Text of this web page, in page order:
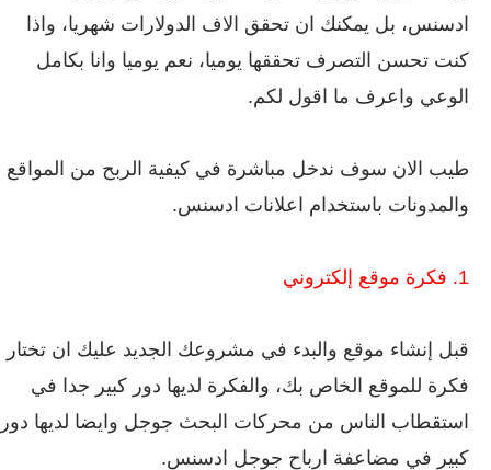
ادسنس، بل يمكنك ان تحقق الاف الدولارات شهريا، واذا
كنت تحسن التصرف تحققها يوميا، نعم يوميا وانا بكامل
الوعي واعرف ما اقول لكم.
طيب الان سوف ندخل مباشرة في كيفية الربح من المواقع
والمدونات باستخدام اعلانات ادسنس.
1. فكرة موقع إلكتروني
قبل إنشاء موقع والبدء في مشروعك الجديد عليك ان تختار
فكرة للموقع الخاص بك، والفكرة لديها دور كبير جدا في
استقطاب الناس من محركات البحث جوجل وايضا لديها دور
كبير في مضاعفة ارباح جوجل ادسنس.